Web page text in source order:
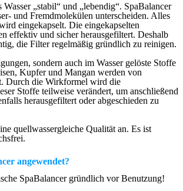
Wasser „stabil“ und „lebendig“. SpaBalancer
und Fremdmolekülen unterscheiden. Alles
eingekapselt. Die eingekapselten
effektiv und sicher herausgefiltert. Deshalb
die Filter regelmäßig gründlich zu reinigen.
sondern auch im Wasser gelöste Stoffe
Kupfer und Mangan werden von
Durch die Wirkformel wird die
Stoffe teilweise verändert, um anschließend
herausgefiltert oder abgeschieden zu
quellwassergleiche Qualität an. Es ist
angewendet?
SpaBalancer gründlich vor Benutzung!